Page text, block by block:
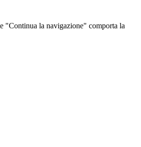
"Continua la navigazione" comporta la